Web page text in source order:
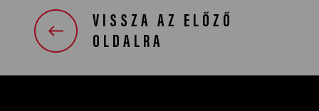
VISSZA AZ ELŐZŐ
OLDALRA